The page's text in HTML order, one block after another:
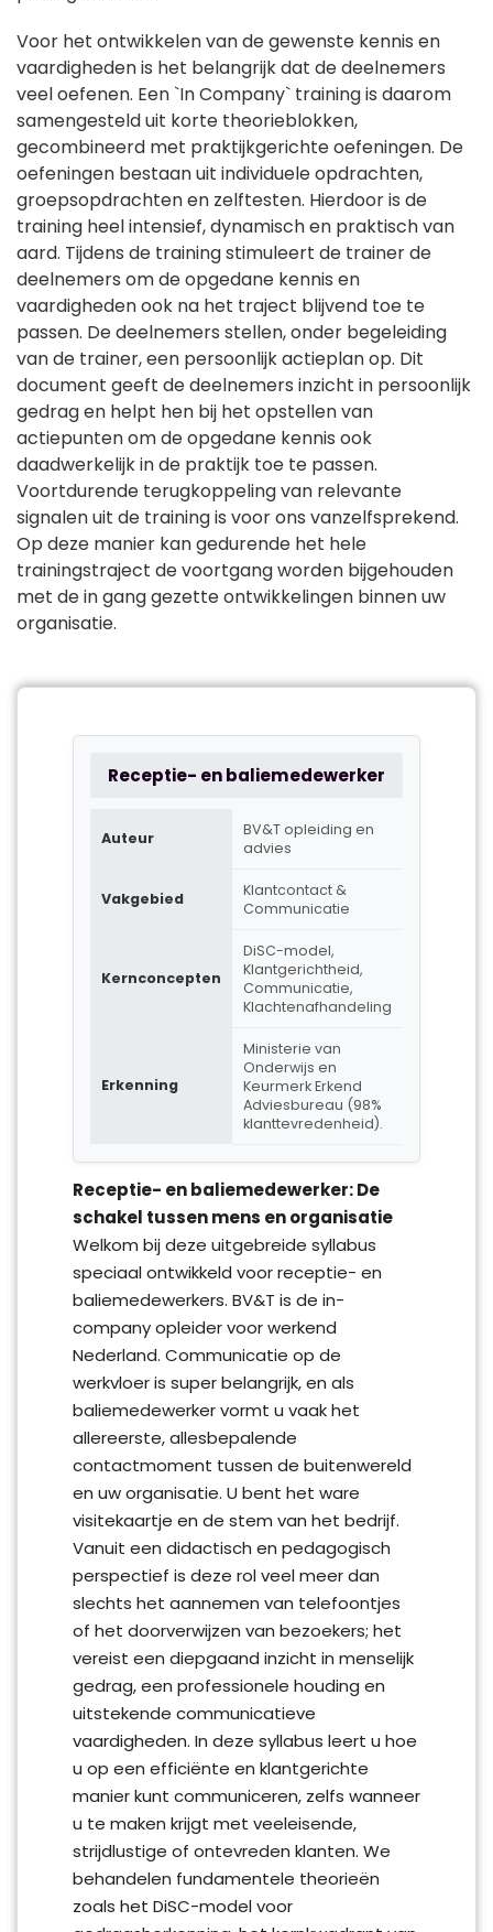
Voor het ontwikkelen van de gewenste kennis en
vaardigheden is het belangrijk dat de deelnemers
veel oefenen. Een `In Company` training is daarom
samengesteld uit korte theorieblokken,
gecombineerd met praktijkgerichte oefeningen. De
oefeningen bestaan uit individuele opdrachten,
groepsopdrachten en zelftesten. Hierdoor is de
training heel intensief, dynamisch en praktisch van
aard. Tijdens de training stimuleert de trainer de
deelnemers om de opgedane kennis en
vaardigheden ook na het traject blijvend toe te
passen. De deelnemers stellen, onder begeleiding
van de trainer, een persoonlijk actieplan op. Dit
document geeft de deelnemers inzicht in persoonlijk
gedrag en helpt hen bij het opstellen van
actiepunten om de opgedane kennis ook
daadwerkelijk in de praktijk toe te passen.
Voortdurende terugkoppeling van relevante
signalen uit de training is voor ons vanzelfsprekend.
Op deze manier kan gedurende het hele
trainingstraject de voortgang worden bijgehouden
met de in gang gezette ontwikkelingen binnen uw
organisatie.
Receptie- en baliemedewerker
Auteur
BV&T opleiding en
advies
Vakgebied
Klantcontact &
Communicatie
Kernconcepten
DiSC-model,
Klantgerichtheid,
Communicatie,
Klachtenafhandeling
Erkenning
Ministerie van
Onderwijs en
Keurmerk Erkend
Adviesbureau (98%
klanttevredenheid).
Receptie- en baliemedewerker: De
schakel tussen mens en organisatie
Welkom bij deze uitgebreide syllabus
speciaal ontwikkeld voor receptie- en
baliemedewerkers. BV&T is de in-
company opleider voor werkend
Nederland. Communicatie op de
werkvloer is super belangrijk, en als
baliemedewerker vormt u vaak het
allereerste, allesbepalende
contactmoment tussen de buitenwereld
en uw organisatie. U bent het ware
visitekaartje en de stem van het bedrijf.
Vanuit een didactisch en pedagogisch
perspectief is deze rol veel meer dan
slechts het aannemen van telefoontjes
of het doorverwijzen van bezoekers; het
vereist een diepgaand inzicht in menselijk
gedrag, een professionele houding en
uitstekende communicatieve
vaardigheden. In deze syllabus leert u hoe
u op een efficiënte en klantgerichte
manier kunt communiceren, zelfs wanneer
u te maken krijgt met veeleisende,
strijdlustige of ontevreden klanten. We
behandelen fundamentele theorieën
zoals het DiSC-model voor